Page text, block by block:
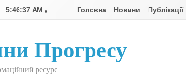
5:46:37 AM Головна Новини Публікації
Прогресу
ресурс